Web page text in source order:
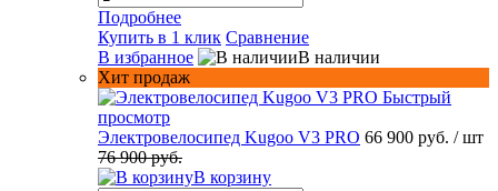
Подробнее
Купить в 1 клик Сравнение
В избранное
В наличии
Хит продаж
Быстрый
просмотр
Электровелосипед Kugoo V3 PRO 66 900 руб. / шт
76 900 руб.
В корзину